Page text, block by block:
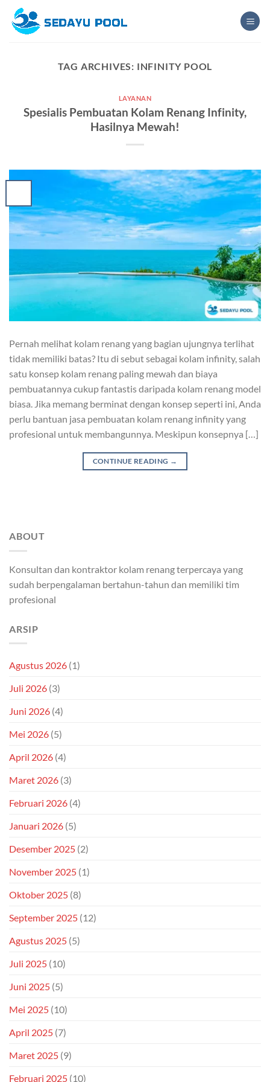
content
TAG ARCHIVES: INFINITY POOL
LAYANAN
Spesialis Pembuatan Kolam Renang Infinity,
Hasilnya Mewah!
Pernah melihat kolam renang yang bagian ujungnya terlihat
tidak memiliki batas? Itu di sebut sebagai kolam infinity, salah
satu konsep kolam renang paling mewah dan biaya
pembuatannya cukup fantastis daripada kolam renang model
biasa. Jika memang berminat dengan konsep seperti ini, Anda
perlu bantuan jasa pembuatan kolam renang infinity yang
profesional untuk membangunnya. Meskipun konsepnya […]
CONTINUE READING →
ABOUT
Konsultan dan kontraktor kolam renang terpercaya yang
sudah berpengalaman bertahun-tahun dan memiliki tim
profesional
ARSIP
Agustus 2026 (1)
Juli 2026 (3)
Juni 2026 (4)
Mei 2026 (5)
April 2026 (4)
Maret 2026 (3)
Februari 2026 (4)
Januari 2026 (5)
Desember 2025 (2)
November 2025 (1)
Oktober 2025 (8)
September 2025 (12)
Agustus 2025 (5)
Juli 2025 (10)
Juni 2025 (5)
Mei 2025 (10)
April 2025 (7)
Maret 2025 (9)
Februari 2025 (10)